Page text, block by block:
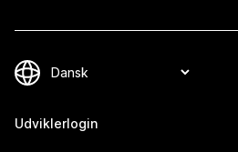
Udviklerlogin